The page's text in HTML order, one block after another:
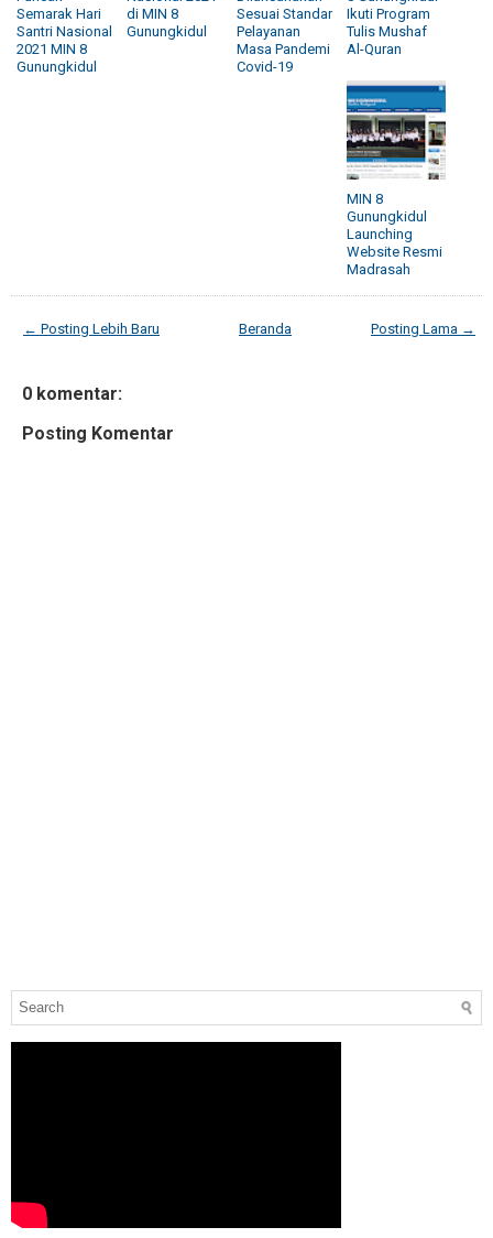
Semarak Hari
Santri Nasional
2021 MIN 8
Gunungkidul
di MIN 8
Gunungkidul
Sesuai Standar
Pelayanan
Masa Pandemi
Covid-19
Ikuti Program
Tulis Mushaf
Al-Quran
MIN 8
Gunungkidul
Launching
Website Resmi
Madrasah
← Posting Lebih Baru Posting Lama →
Beranda
0 komentar:
Posting Komentar